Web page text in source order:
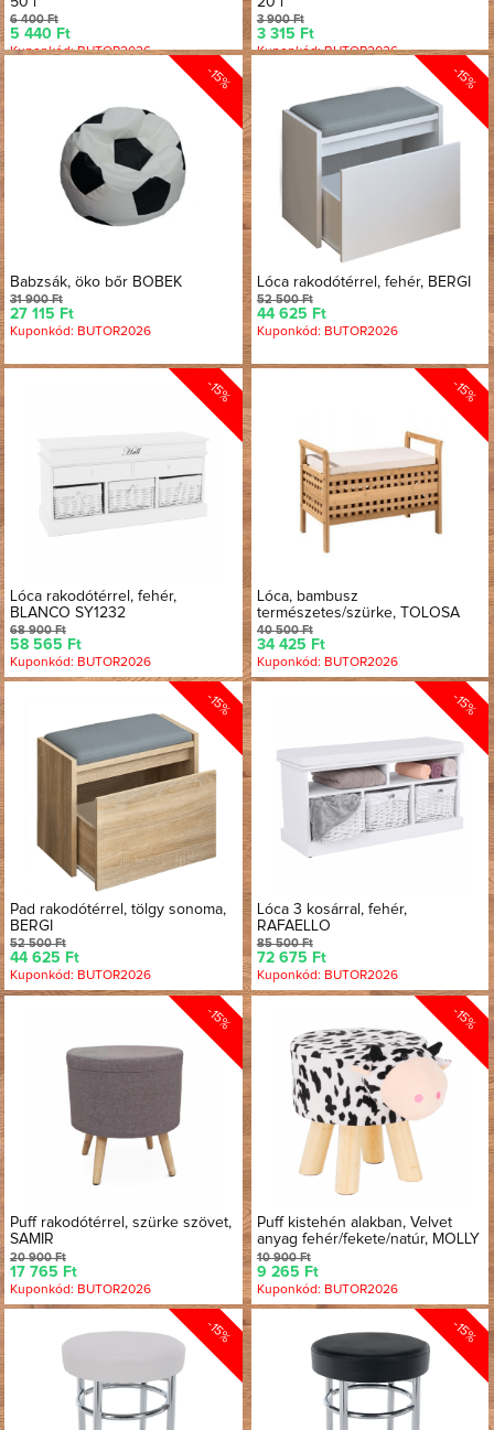
6 400 Ft
5 440 Ft
Kuponkód: BUTOR2026
3 900 Ft
3 315 Ft
Kuponkód: BUTOR2026
-15%
Babzsák, öko bőr BOBEK
31 900 Ft
27 115 Ft
Kuponkód: BUTOR2026
-15%
Lóca rakodótérrel, fehér, BERGI
52 500 Ft
44 625 Ft
Kuponkód: BUTOR2026
-15%
Lóca rakodótérrel, fehér,
BLANCO SY1232
68 900 Ft
58 565 Ft
Kuponkód: BUTOR2026
-15%
Lóca, bambusz
természetes/szürke, TOLOSA
40 500 Ft
34 425 Ft
Kuponkód: BUTOR2026
-15%
Pad rakodótérrel, tölgy sonoma,
BERGI
52 500 Ft
44 625 Ft
Kuponkód: BUTOR2026
-15%
Lóca 3 kosárral, fehér,
RAFAELLO
85 500 Ft
72 675 Ft
Kuponkód: BUTOR2026
-15%
Puff rakodótérrel, szürke szövet,
SAMIR
20 900 Ft
17 765 Ft
Kuponkód: BUTOR2026
-15%
Puff kistehén alakban, Velvet
anyag fehér/fekete/natúr, MOLLY
10 900 Ft
9 265 Ft
Kuponkód: BUTOR2026
-15% -15%